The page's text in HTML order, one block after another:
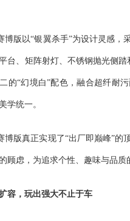
博版以“银翼杀手”为设计灵感，
台、矩阵射灯、不锈钢抛光侧
的“幻境白”配色，融合超纤耐
学统一。
博版真正实现了“出厂即巅峰”的
顾虑，为追求个性、趣味与品质
容 ， 玩出强大不止于车